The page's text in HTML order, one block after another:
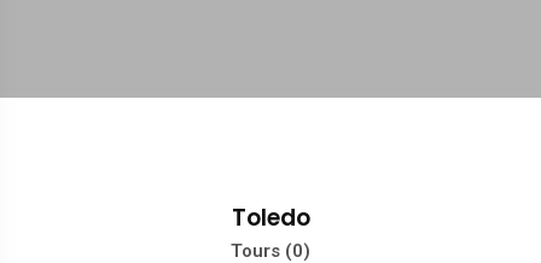
Toledo
Tours (0)